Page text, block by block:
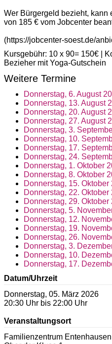
Wer Bürgergeld bezieht, kann
von 185 € vom Jobcenter
(https://jobcenter-soest.de/
Kursgebühr: 10 x 90= 150€ |
Bezieher mit Yoga-Gutschein
Weitere Termine
Donnerstag, 6. August
Donnerstag, 13. August
Donnerstag, 20. August
Donnerstag, 27. August
Donnerstag, 3.
Donnerstag, 10.
Donnerstag, 17.
Donnerstag, 24.
Donnerstag, 1. Oktober
Donnerstag, 8. Oktober
Donnerstag, 15.
Donnerstag, 22.
Donnerstag, 29.
Donnerstag, 5.
Donnerstag, 12.
Donnerstag, 19.
Donnerstag, 26.
Donnerstag, 3.
Donnerstag, 10.
Donnerstag, 17.
Datum/Uhrzeit
Donnerstag, 05. März 2026
20:30 Uhr bis 22:00 Uhr
Veranstaltungsort
Familienzentrum Entenhausen